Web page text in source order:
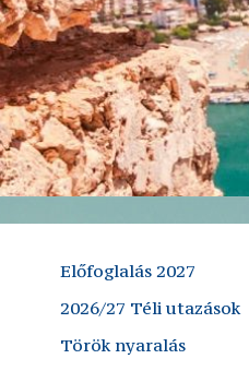
Előfoglalás 2027
2026/27 Téli utazások
Török nyaralás